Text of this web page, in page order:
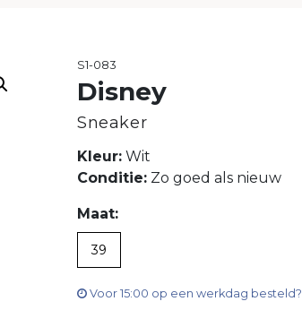
S1-083
Disney
Sneaker
Kleur: Wit
Conditie: Zo goed als nieuw
Maat:
39
Voor 15:00 op een werkdag besteld?